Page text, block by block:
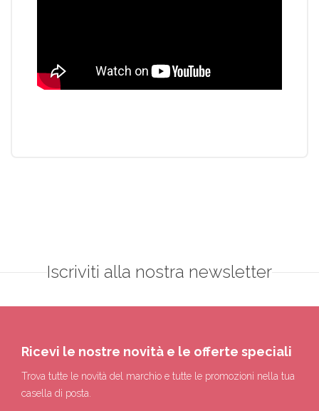
Iscriviti alla nostra newsletter
Ricevi le nostre novità e le offerte speciali
Trova tutte le novità del marchio e tutte le promozioni nella tua
casella di posta.